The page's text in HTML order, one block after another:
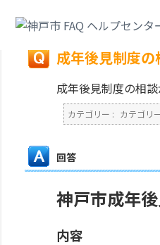
戻る
成年後見制度
成年後見制度の相
カテゴリー : カテゴリ
回答
神戸市成年
内容